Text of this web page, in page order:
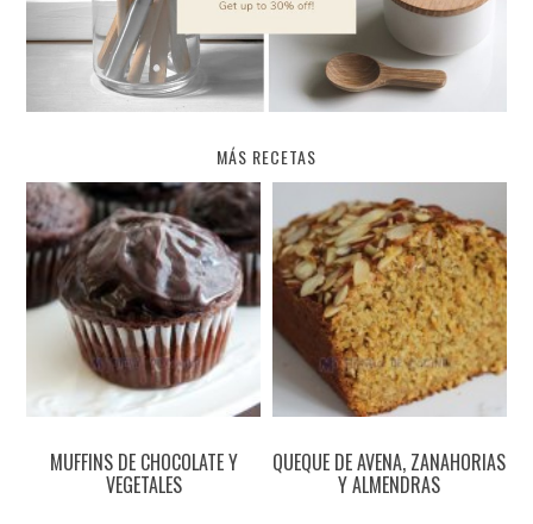
MÁS RECETAS
MUFFINS DE CHOCOLATE Y
VEGETALES
QUEQUE DE AVENA, ZANAHORIAS
Y ALMENDRAS